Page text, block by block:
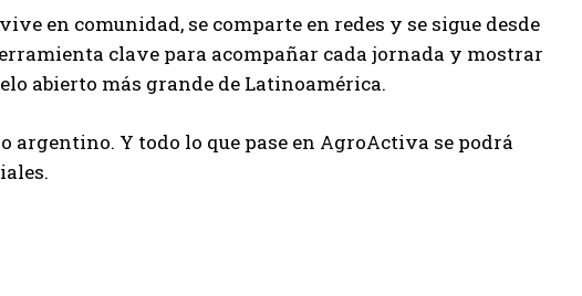
en comunidad, se comparte en redes y se sigue desde
clave para acompañar cada jornada y mostrar
abierto más grande de Latinoamérica.
argentino. Y todo lo que pase en AgroActiva se podrá